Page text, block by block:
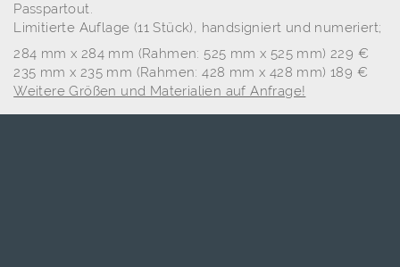
Passpartout.
Limitierte Auflage (11 Stück), handsigniert und numeriert;
284 mm x 284 mm (Rahmen: 525 mm x 525 mm) 229 €
235 mm x 235 mm (Rahmen: 428 mm x 428 mm) 189 €
Weitere Größen und Materialien auf Anfrage!